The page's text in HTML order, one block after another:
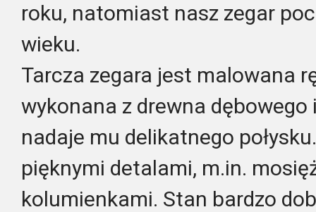
roku, natomiast nasz zegar
wieku.
Tarcza zegara jest malowana
wykonana z drewna dębowego
nadaje mu delikatnego
pięknymi detalami, m.in.
kolumienkami. Stan bardzo